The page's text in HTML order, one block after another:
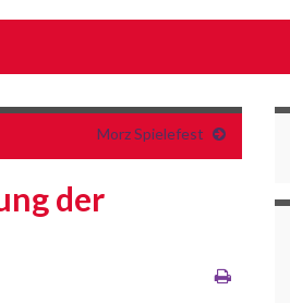
Morz Spielefest
der